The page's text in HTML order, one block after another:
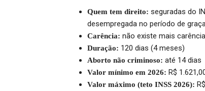
Quem tem direito: seguradas do
desempregada no período de
Carência: não existe mais
Duração: 120 dias (4 meses)
Aborto não criminoso: até 14 dias
Valor mínimo em 2026: R$
Valor máximo (teto INSS 2026):